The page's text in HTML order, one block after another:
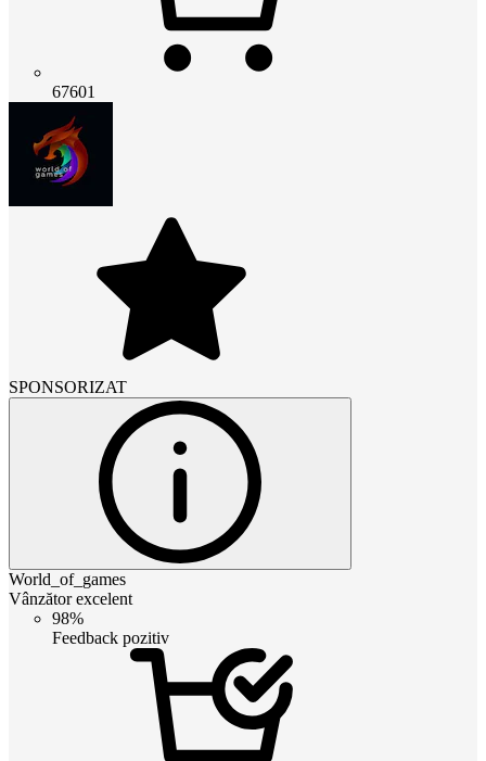
67601
SPONSORIZAT
World_of_games
Vânzător excelent
98%
Feedback pozitiv